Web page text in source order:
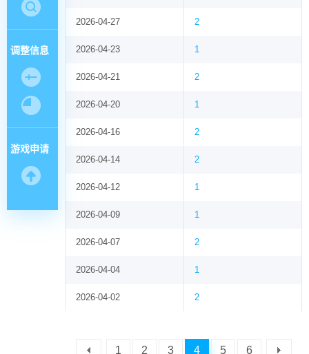
调整信息
游戏申请
2026-04-27 2
2026-04-23 1
2026-04-21 2
2026-04-20 1
2026-04-16 2
2026-04-14 2
2026-04-12 1
2026-04-09 1
2026-04-07 2
2026-04-04 1
2026-04-02 2
1 2 3 4 5 6